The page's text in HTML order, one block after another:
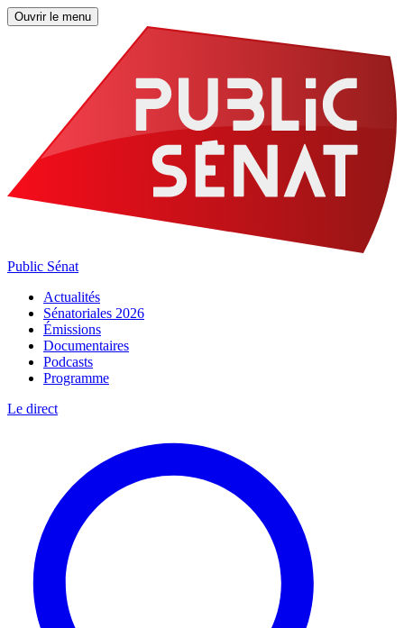
Ouvrir le menu
Public Sénat
Actualités
Sénatoriales 2026
Émissions
Documentaires
Podcasts
Programme
Le direct